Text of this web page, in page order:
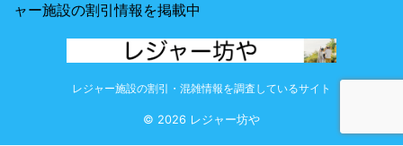
ャー施設の割引情報を掲載中
レジャー施設の割引・混雑情報を調査しているサイト
© 2026 レジャー坊や